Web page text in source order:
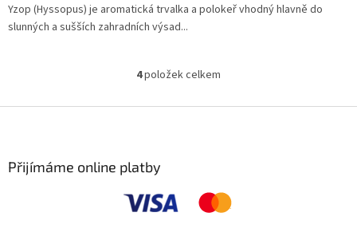
Yzop (Hyssopus) je aromatická trvalka a polokeř vhodný hlavně do
slunných a sušších zahradních výsad...
O
l
p
r
4položek celkem
Přijímáme online platby